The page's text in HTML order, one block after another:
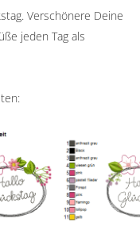
Verschönere Deine
jeden Tag als